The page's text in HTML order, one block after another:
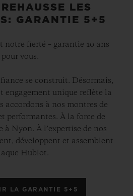
LES
GARANTIE 5+5
notre fierté – garantie 10 ans
pour vous.
se construit. Désormais,
engagement unique reflète la
accordons à nos montres de
performantes. À la force de
Nyon. À l’expertise de nos
développent et assemblent
Hublot.
LA GARANTIE 5+5